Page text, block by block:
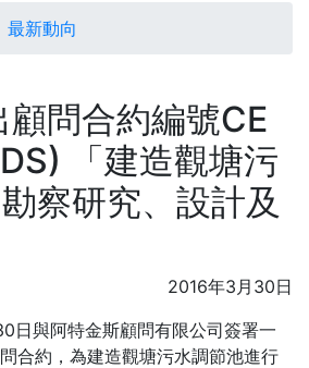
最新動向
問合約編號CE
「建造觀塘污
察研究、設計及
2016年3月30日
日與阿特金斯顧問有限公司簽署一
合約，為建造觀塘污水調節池進行